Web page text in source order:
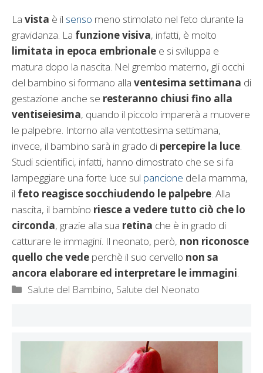
La vista è il senso meno stimolato nel feto durante la
gravidanza. La funzione visiva, infatti, è molto
limitata in epoca embrionale e si sviluppa e
matura dopo la nascita. Nel grembo materno, gli occhi
del bambino si formano alla ventesima settimana di
gestazione anche se resteranno chiusi fino alla
ventiseiesima, quando il piccolo imparerà a muovere
le palpebre. Intorno alla ventottesima settimana,
invece, il bambino sarà in grado di percepire la luce
Studi scientifici, infatti, hanno dimostrato che se si fa
lampeggiare una forte luce sul pancione della mamma,
il feto reagisce socchiudendo le palpebre . Alla
nascita, il bambino riesce a vedere tutto ciò che lo
circonda, grazie alla sua retina che è in grado di
catturare le immagini. Il neonato, però, non riconosce
quello che vede perchè il suo cervello non sa
ancora elaborare ed interpretare le immagini
Categorie
Salute del Bambino, Salute del Neonato